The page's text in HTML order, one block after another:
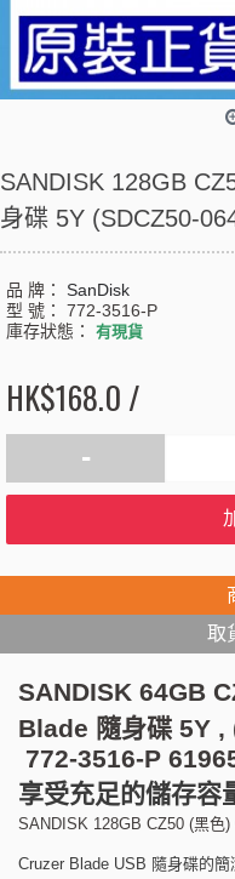
SANDISK 128GB
身碟 5Y (SDCZ50-
品 牌： SanDisk
型 號： 772-3516-P
庫存狀態： 有現貨
HK$168.0 /
-
取
SANDISK 64GB
Blade 隨身碟 5Y ,
772-3516-P
享受充足的儲存容
SANDISK 128GB CZ50 (黑色
Cruzer Blade USB 隨身碟的簡